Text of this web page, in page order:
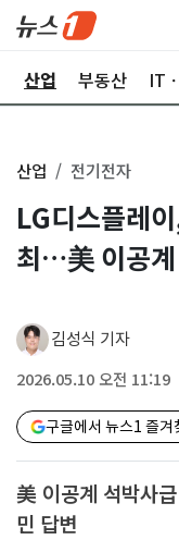
산업 부동산 IT
산업 전기전자
LG디스플레
최…美 이공계
김성식 기자
2026.05.10 오전 11:19
구글에서 뉴스1 즐겨
美 이공계 석박사
민 답변